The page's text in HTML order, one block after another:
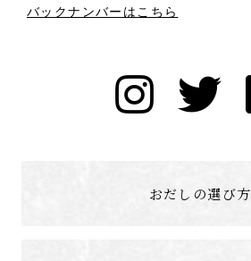
バックナンバーはこちら
おだしの選び方